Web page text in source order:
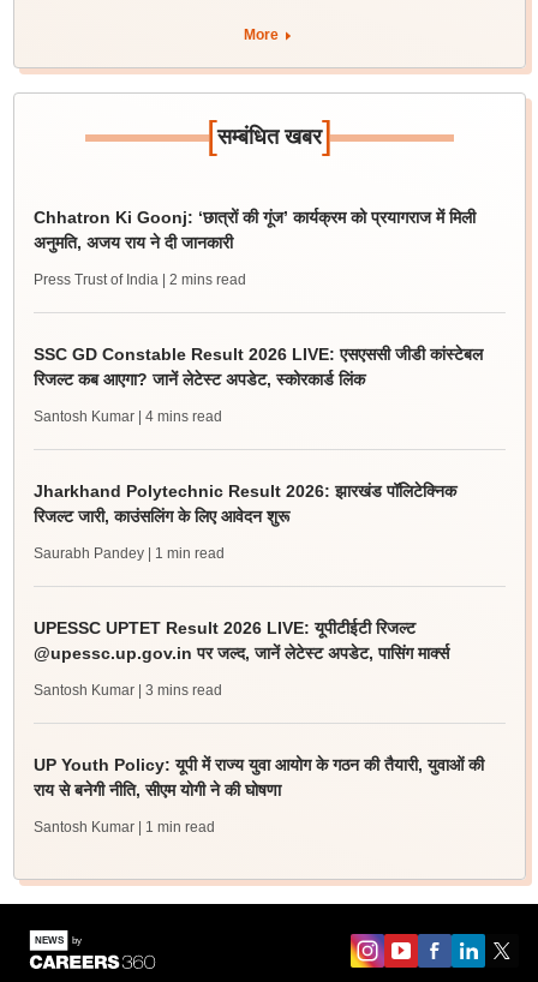
More
[सम्बंधित खबर]
Chhatron Ki Goonj: ‘छात्रों की गूंज’ कार्यक्रम को प्रयागराज में मिली
अनुमति, अजय राय ने दी जानकारी
Press Trust of India | 2 mins read
SSC GD Constable Result 2026 LIVE: एसएससी जीडी कांस्टेबल
रिजल्ट कब आएगा? जानें लेटेस्ट अपडेट, स्कोरकार्ड लिंक
Santosh Kumar | 4 mins read
Jharkhand Polytechnic Result 2026: झारखंड पॉलिटेक्निक
रिजल्ट जारी, काउंसलिंग के लिए आवेदन शुरू
Saurabh Pandey | 1 min read
UPESSC UPTET Result 2026 LIVE: यूपीटीईटी रिजल्ट
@upessc.up.gov.in पर जल्द, जानें लेटेस्ट अपडेट, पासिंग मार्क्स
Santosh Kumar | 3 mins read
UP Youth Policy: यूपी में राज्य युवा आयोग के गठन की तैयारी, युवाओं की
राय से बनेगी नीति, सीएम योगी ने की घोषणा
Santosh Kumar | 1 min read